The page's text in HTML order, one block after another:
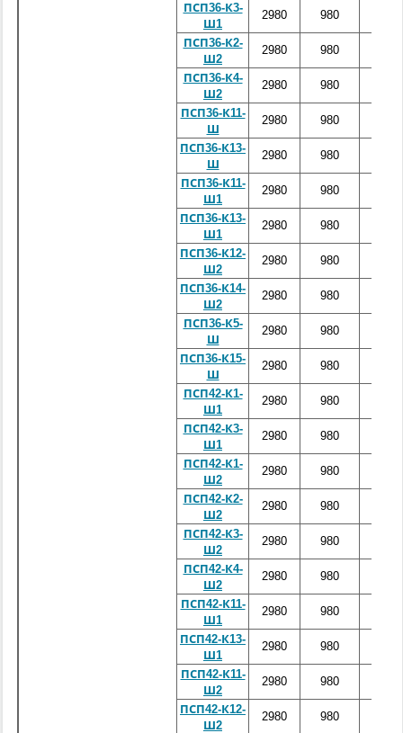
ПСП36-К3-
Ш1
2980 980
ПСП36-К2-
Ш2
2980 980
ПСП36-К4-
Ш2
2980 980
ПСП36-К11-
Ш
2980 980
ПСП36-К13-
Ш
2980 980
ПСП36-К11-
Ш1
2980 980
ПСП36-К13-
Ш1
2980 980
ПСП36-К12-
Ш2
2980 980
ПСП36-К14-
Ш2
2980 980
ПСП36-К5-
Ш
2980 980
ПСП36-К15-
Ш
2980 980
ПСП42-К1-
Ш1
2980 980
ПСП42-К3-
Ш1
2980 980
ПСП42-К1-
Ш2
2980 980
ПСП42-К2-
Ш2
2980 980
ПСП42-К3-
Ш2
2980 980
ПСП42-К4-
Ш2
2980 980
ПСП42-К11-
Ш1
2980 980
ПСП42-К13-
Ш1
2980 980
ПСП42-К11-
Ш2
2980 980
ПСП42-К12-
Ш2
2980 980